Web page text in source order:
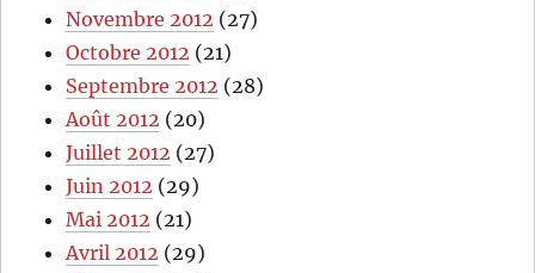
Novembre 2012 (27)
Octobre 2012 (21)
Septembre 2012 (28)
Août 2012 (20)
Juillet 2012 (27)
Juin 2012 (29)
Mai 2012 (21)
Avril 2012 (29)